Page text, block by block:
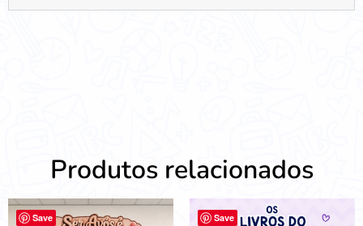
Produtos relacionados
Save Save